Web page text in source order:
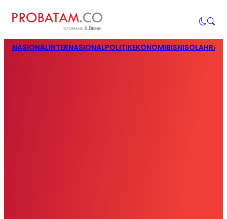
NASIONALINTERNASIONALPOLITIKEKONOMIBISNIS